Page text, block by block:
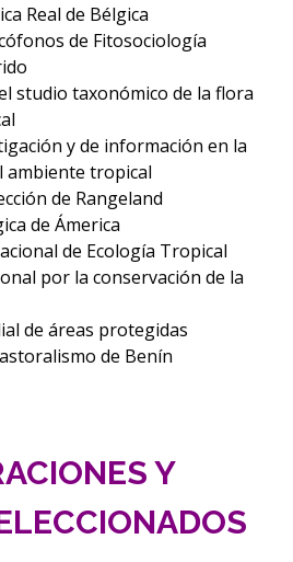
Real de Bélgica
de Fitosociología
studio taxonómico de la flora
y de información en la
ambiente tropical
de Rangeland
de Ámerica
de Ecología Tropical
por la conservación de la
de áreas protegidas
de Benín
Y